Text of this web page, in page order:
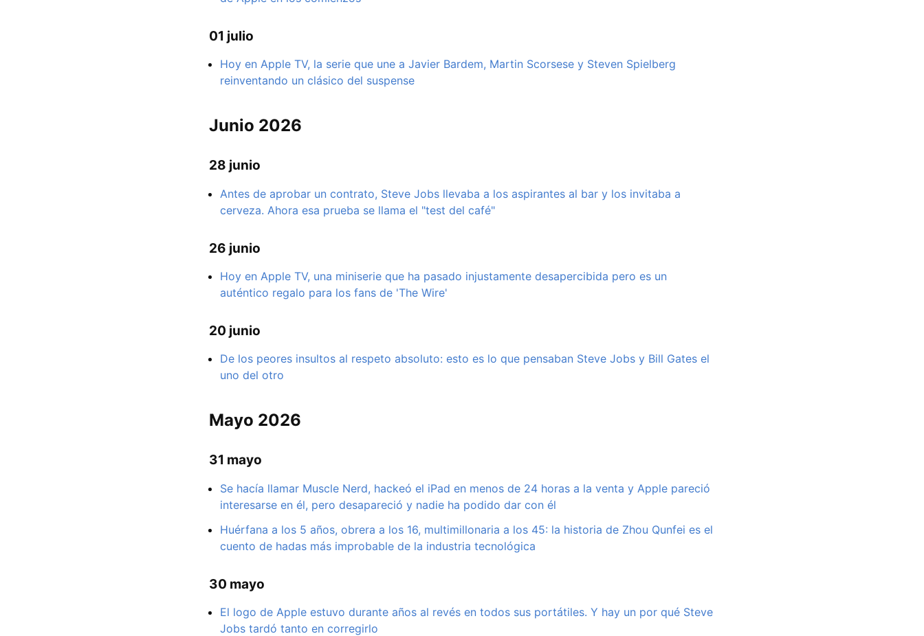
01 julio
Hoy en Apple TV, la serie que une a Javier Bardem, Martin Scorsese y Steven Spielberg
reinventando un clásico del suspense
Junio 2026
28 junio
Antes de aprobar un contrato, Steve Jobs llevaba a los aspirantes al bar y los invitaba a
cerveza. Ahora esa prueba se llama el "test del café"
26 junio
Hoy en Apple TV, una miniserie que ha pasado injustamente desapercibida pero es un
auténtico regalo para los fans de 'The Wire'
20 junio
De los peores insultos al respeto absoluto: esto es lo que pensaban Steve Jobs y Bill Gates el
uno del otro
Mayo 2026
31 mayo
Se hacía llamar Muscle Nerd, hackeó el iPad en menos de 24 horas a la venta y Apple pareció
interesarse en él, pero desapareció y nadie ha podido dar con él
Huérfana a los 5 años, obrera a los 16, multimillonaria a los 45: la historia de Zhou Qunfei es el
cuento de hadas más improbable de la industria tecnológica
30 mayo
El logo de Apple estuvo durante años al revés en todos sus portátiles. Y hay un por qué Steve
Jobs tardó tanto en corregirlo